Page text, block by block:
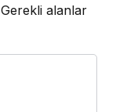
Gerekli alanlar